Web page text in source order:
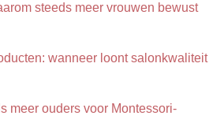
steeds meer vrouwen bewust
wanneer loont salonkwaliteit
meer ouders voor Montessori-